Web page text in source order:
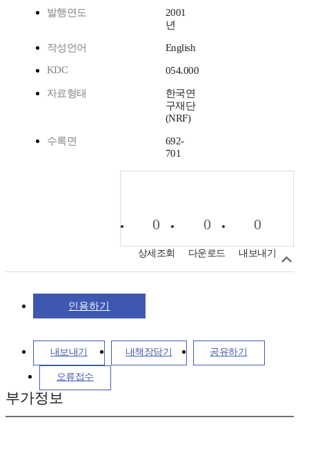
발행연도
2001
년
작성언어
English
KDC
054.000
자료형태
한국연
구재단
(NRF)
수록면
692-
701
0
상세조회
0
다운로드
0
내보내기
인용하기
내보내기 내책장담기 공유하기
오류접수
부가정보